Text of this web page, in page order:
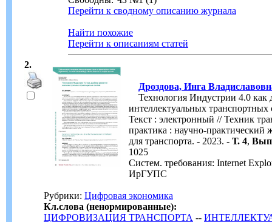
Перейти к сводному описанию журнала
Найти похожие
Перейти к описаниям статей
2.
Дроздова, Инга
Технология Индустрии 4.0 как
интеллектуальных
Текст : электронный // Техник
практика : научно-практический
для транспорта. - 2023. - Т. 4,
1025
Систем. требования: Internet
ИрГУПС
Рубрики: Цифровая экономика
Кл.слова (ненормированные):
ЦИФРОВИЗАЦИЯ ТРАНСПОРТА --